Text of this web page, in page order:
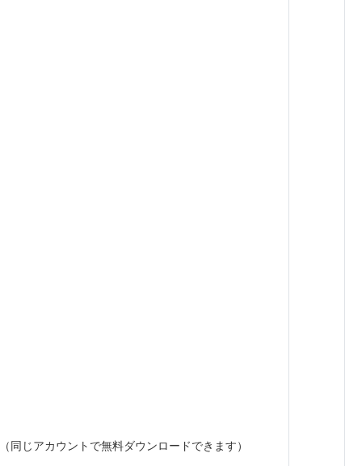
（同じアカウントで無料ダウンロードできます）